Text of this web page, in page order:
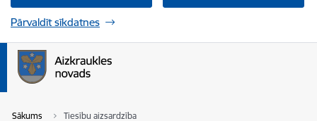
Pārvaldīt sīkdatnes
Sākums Tiesību aizsardzība